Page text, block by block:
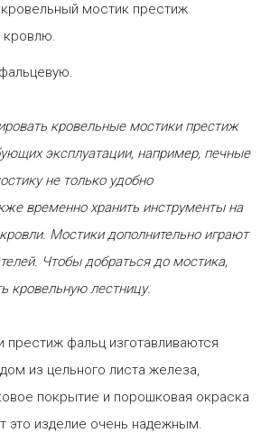
мостик престиж
кровлю.
кровельные мостики престиж
эксплуатации, например, печные
не только удобно
временно хранить инструменты на
Мостики дополнительно играют
Чтобы добраться до мостика,
кровельную лестницу.
фальц изготавливаются
из цельного листа железа,
покрытие и порошковая окраска
это изделие очень надежным.